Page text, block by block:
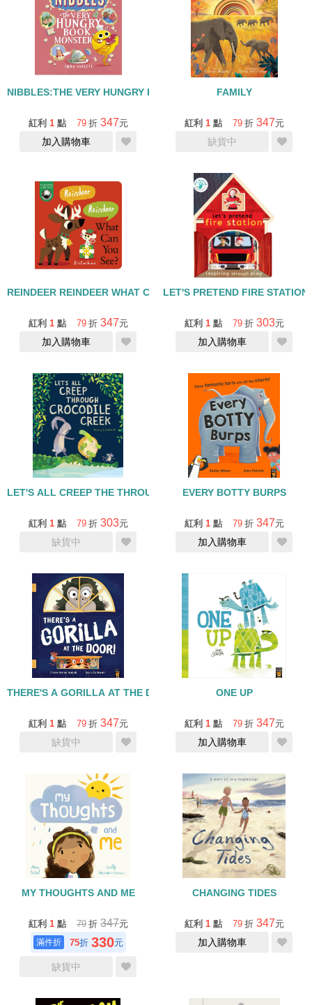
NIBBLES:THE VERY HUNGRY BOOK MONSTER
紅利 1 點 79 折 347元
加入購物車
FAMILY
紅利 1 點 79 折 347元
缺貨中
REINDEER REINDEER WHAT CAN YOU SEE/硬頁翻翻書
紅利 1 點 79 折 347元
加入購物車
LET'S PRETEND FIRE
紅利 1 點 79 折 303元
加入購物車
LET'S ALL CREEP THE THROUGH CROCODILE CREEK
紅利 1 點 79 折 303元
缺貨中
EVERY BOTTY BURPS
紅利 1 點 79 折 347元
加入購物車
THERE'S A GORILLA AT THE DOOR!
紅利 1 點 79 折 347元
缺貨中
ONE UP
紅利 1 點 79 折 347元
加入購物車
MY THOUGHTS AND ME
紅利 1 點 79 折347元
75折 330元
缺貨中
CHANGING TIDES
紅利 1 點 79 折 347元
加入購物車